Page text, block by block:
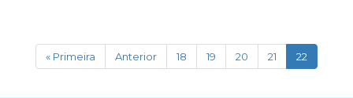
« Primeira Anterior 18 19 20 21 22